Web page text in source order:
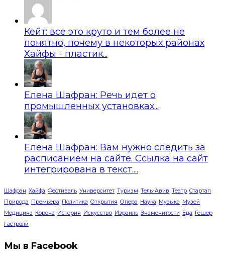
Кейт: все это круто и тем более не
понятно, почему в некоторых районах
Хайфы - пластик...
Елена Шафран: Речь идет о
промышленных установках...
Елена Шафран: Вам нужно следить за
расписанием на сайте. Ссылка на сайт
интегрирована в текст....
Шафран Хайфа Фестиваль Университет Туризм Тель-Авив Театр Стартап
Природа Премьера Политика Открытия Опера Наука Музыка Музей
Медицина Корона История Искусство Израиль Знаменитости Еда Гешер
Гастроли
Мы в Facebook